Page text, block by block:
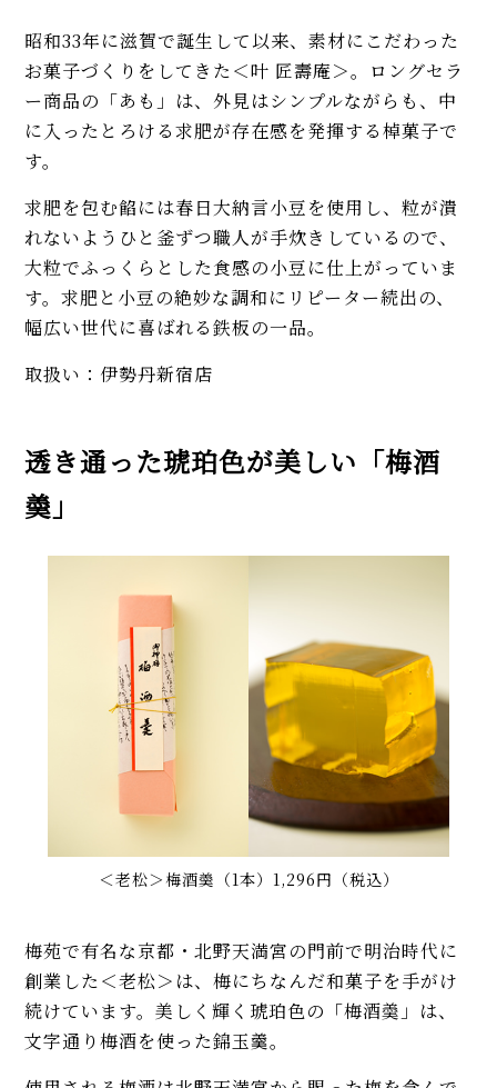
昭和33年に滋賀で誕生して以来、素材にこだわった
お菓子づくりをしてきた＜叶 匠壽庵＞。ロングセラ
ー商品の「あも」は、外見はシンプルながらも、中
に入ったとろける求肥が存在感を発揮する棹菓子で
す。
求肥を包む餡には春日大納言小豆を使用し、粒が潰
れないようひと釜ずつ職人が手炊きしているので、
大粒でふっくらとした食感の小豆に仕上がっていま
す。求肥と小豆の絶妙な調和にリピーター続出の、
幅広い世代に喜ばれる鉄板の一品。
取扱い：伊勢丹新宿店
透き通った琥珀色が美しい「梅酒
羮」
＜老松＞梅酒羮（1本）1,296円（税込）
梅苑で有名な京都・北野天満宮の門前で明治時代に
創業した＜老松＞は、梅にちなんだ和菓子を手がけ
続けています。美しく輝く琥珀色の「梅酒羮」は、
文字通り梅酒を使った錦玉羹。